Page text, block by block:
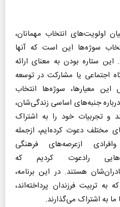
اولویت‌های انتخاب مهمانان،
سوژه‌ها این است که آنها
ستاره بودن به معنای ارائه
اجتماعی یا مشارکت در توسعه
معیارها، سوژه‌ها انتخاب
جنبه‌های اساسی زندگی‌شان،
و تجربیات خود را به اشتراک
مختلف دعوت کرده‌ایم، از‌جمله
وافرادی ازعرصه‌های فرهنگی
رادعوت کردیم که
هستند. در این برنامه،
به تربیت فرزندان پرداخته‌اند،
ما به اشتراک می‌گذارند.